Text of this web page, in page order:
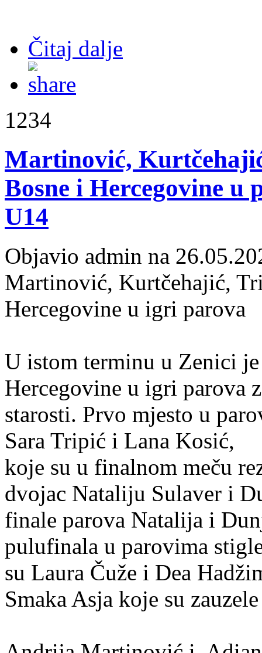
Čitaj dalje
1234
Martinović,
Bosne i Hercegovine u
U14
Objavio admin na
Martinović, Kurtčehajić,
Hercegovine u igri parova
U istom terminu u Zenici
Hercegovine u igri parova
starosti. Prvo mjesto u
Sara Tripić i Lana Kosić,
koje su u finalnom meču
dvojac Nataliju Sulaver i
finale parova Natalija i
pulufinala u parovima
su Laura Čuže i Dea
Smaka Asja koje su